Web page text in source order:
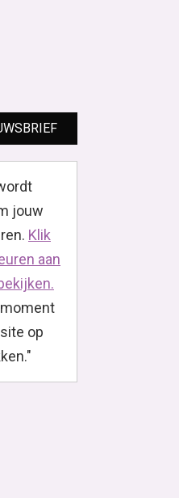
jouw
Klik
aan
op